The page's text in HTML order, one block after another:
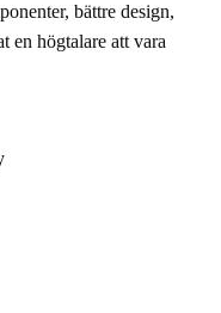
bättre design,
en högtalare att vara